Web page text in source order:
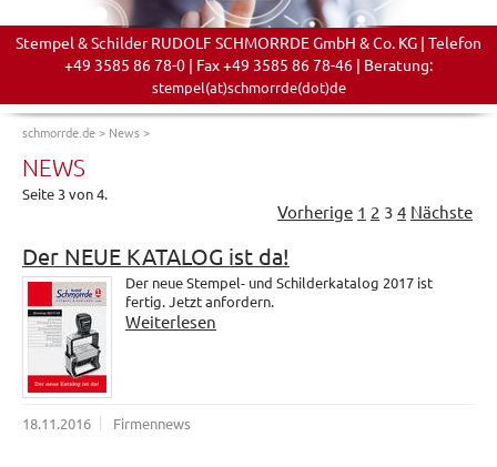
Stempel & Schilder RUDOLF SCHMORRDE GmbH & Co. KG | Telefon
+49 3585 86 78-0 | Fax +49 3585 86 78-46 | Beratung:
stempel(at)schmorrde(dot)de
schmorrde.de> News>
NEWS
Seite 3 von 4.
Vorherige 1 2 3 4 Nächste
Der NEUE KATALOG ist da!
Der neue Stempel- und Schilderkatalog 2017 ist
fertig. Jetzt anfordern.
Weiterlesen
18.11.2016 Firmennews